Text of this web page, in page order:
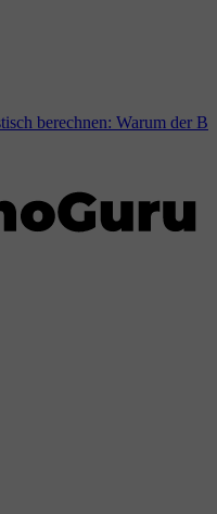
berechnen: Warum der